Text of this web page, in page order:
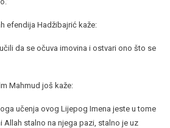
efendija Hadžibajrić kaže:
da se očuva imovina i ostvari ono što se
Mahmud još kaže:
učenja ovog Lijepog Imena jeste u tome
stalno na njega pazi, stalno je uz